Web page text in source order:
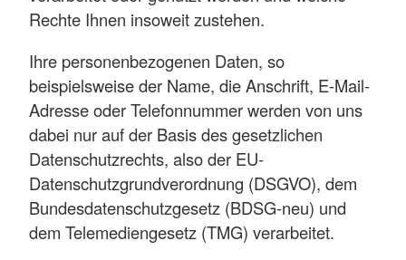
Rechte Ihnen insoweit zustehen.
Ihre personenbezogenen Daten, so
beispielsweise der Name, die Anschrift, E-Mail-
Adresse oder Telefonnummer werden von uns
dabei nur auf der Basis des gesetzlichen
Datenschutzrechts, also der EU-
Datenschutzgrundverordnung (DSGVO), dem
Bundesdatenschutzgesetz (BDSG-neu) und
dem Telemediengesetz (TMG) verarbeitet.